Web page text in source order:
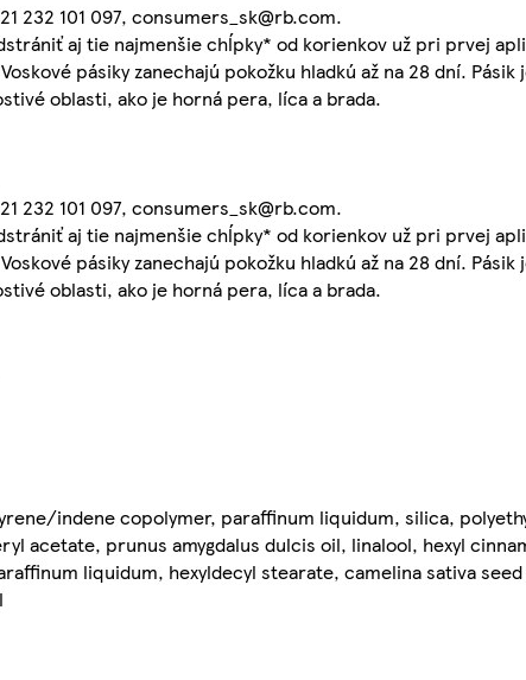
232 101 097, consumers_sk@rb.com.
aj tie najmenšie chĺpky* od korienkov už pri prvej
pásiky zanechajú pokožku hladkú až na 28 dní. Pásik
oblasti, ako je horná pera, líca a brada.
232 101 097, consumers_sk@rb.com.
aj tie najmenšie chĺpky* od korienkov už pri prvej
pásiky zanechajú pokožku hladkú až na 28 dní. Pásik
oblasti, ako je horná pera, líca a brada.
indene copolymer, paraffinum liquidum, silica,
acetate, prunus amygdalus dulcis oil, linalool, hexyl
liquidum, hexyldecyl stearate, camelina sativa